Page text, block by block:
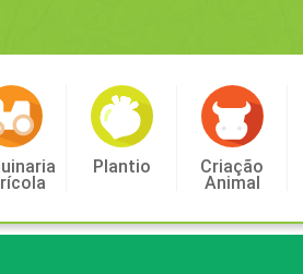
Plantio Criação
Animal